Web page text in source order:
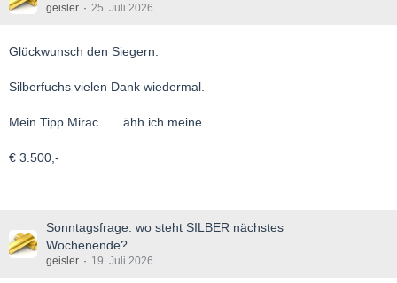
geisler 25. Juli 2026
Glückwunsch den Siegern.
Silberfuchs vielen Dank wiedermal.
Mein Tipp Mirac...... ähh ich meine
€ 3.500,-
Sonntagsfrage: wo steht SILBER nächstes
Wochenende?
geisler 19. Juli 2026